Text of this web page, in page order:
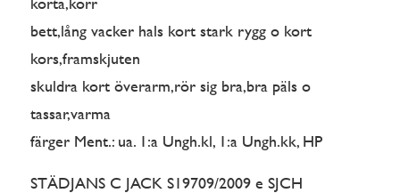
bett,lång vacker hals kort stark rygg o kort
kors,framskjuten
skuldra kort överarm,rör sig bra,bra päls o
tassar,varma
färger Ment.: ua. 1:a Ungh.kl, 1:a Ungh.kk, HP
STÄDJANS C JACK S19709/2009 e SJCH